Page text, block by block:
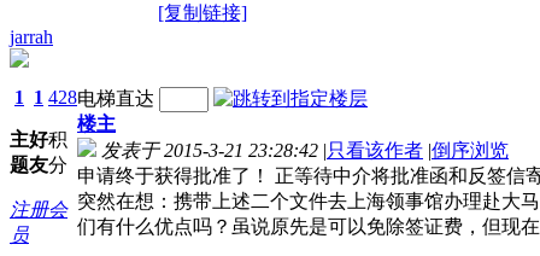
[复制链接]
jarrah
1
主
题
1
好
友
428
积
分
注册会
员
电梯直达
楼主
发表于 2015-3-21 23:28:42 |只看该作者 |倒序浏览
申请终于获得批准了！
正等待中介将批准函和反签信
突然在想：携带上述二个文件去上海领事馆办理赴大
们有什么优点吗？虽说原先是可以免除签证费，但现